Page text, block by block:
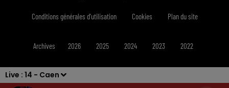
Live : 14 - Caen
Conditions générales d'utilisation Cookies Plan du site
Archives 2026 2025 2024 2023 2022